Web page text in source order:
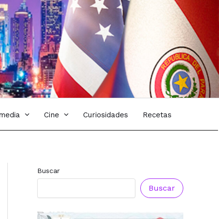
Cine Curiosidades Recetas
Buscar
Buscar